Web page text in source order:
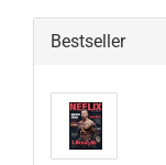
Bestseller